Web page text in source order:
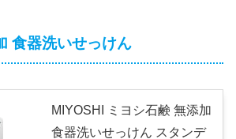
食器洗いせっけん
MIYOSHI ミヨシ石鹸 無添加
食器洗いせっけん スタンデ